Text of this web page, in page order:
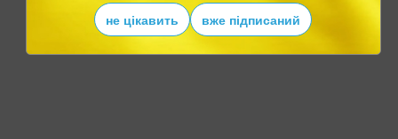
не цікавить вже підписаний